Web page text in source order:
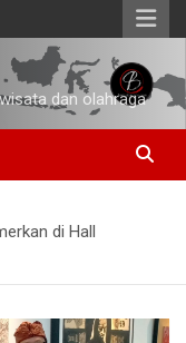
dan olahraga
di Hall